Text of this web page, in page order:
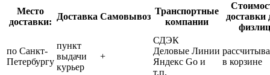
Место
доставки:
Доставка Самовывоз
Транспортные
компании
доставки
физлиц
по Санкт-
Петербургу
пункт
выдачи
курьер
+
СДЭК
Деловые Линии
Яндекс Go и
т.п.
в корзине